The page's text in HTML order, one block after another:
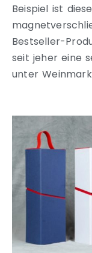
Beispiel ist
Bestseller-
seit jeher eine
unter